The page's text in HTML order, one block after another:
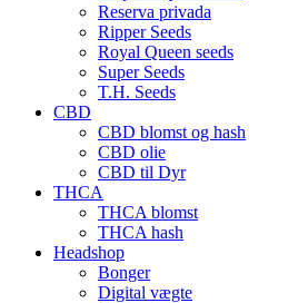
Reserva privada
Ripper Seeds
Royal Queen seeds
Super Seeds
T.H. Seeds
CBD
CBD blomst og hash
CBD olie
CBD til Dyr
THCA
THCA blomst
THCA hash
Headshop
Bonger
Digital vægte